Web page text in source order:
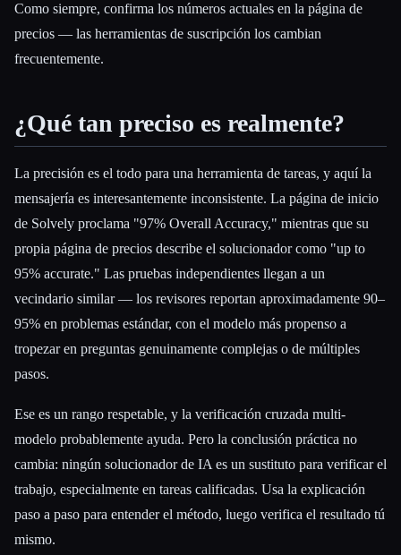
Como siempre, confirma los números actuales en la página de
precios — las herramientas de suscripción los cambian
frecuentemente.
¿Qué tan preciso es realmente?
La precisión es el todo para una herramienta de tareas, y aquí la
mensajería es interesantemente inconsistente. La página de inicio
de Solvely proclama "97% Overall Accuracy," mientras que su
propia página de precios describe el solucionador como "up to
95% accurate." Las pruebas independientes llegan a un
vecindario similar — los revisores reportan aproximadamente 90–
95% en problemas estándar, con el modelo más propenso a
tropezar en preguntas genuinamente complejas o de múltiples
pasos.
Ese es un rango respetable, y la verificación cruzada multi-
modelo probablemente ayuda. Pero la conclusión práctica no
cambia: ningún solucionador de IA es un sustituto para verificar el
trabajo, especialmente en tareas calificadas. Usa la explicación
paso a paso para entender el método, luego verifica el resultado tú
mismo.